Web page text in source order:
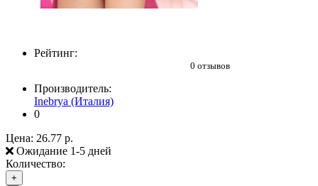
Рейтинг:
0 отзывов
Производитель:
Inebrya (Италия)
0
Цена: 26.77 р.
Ожидание 1-5 дней
Количество:
+